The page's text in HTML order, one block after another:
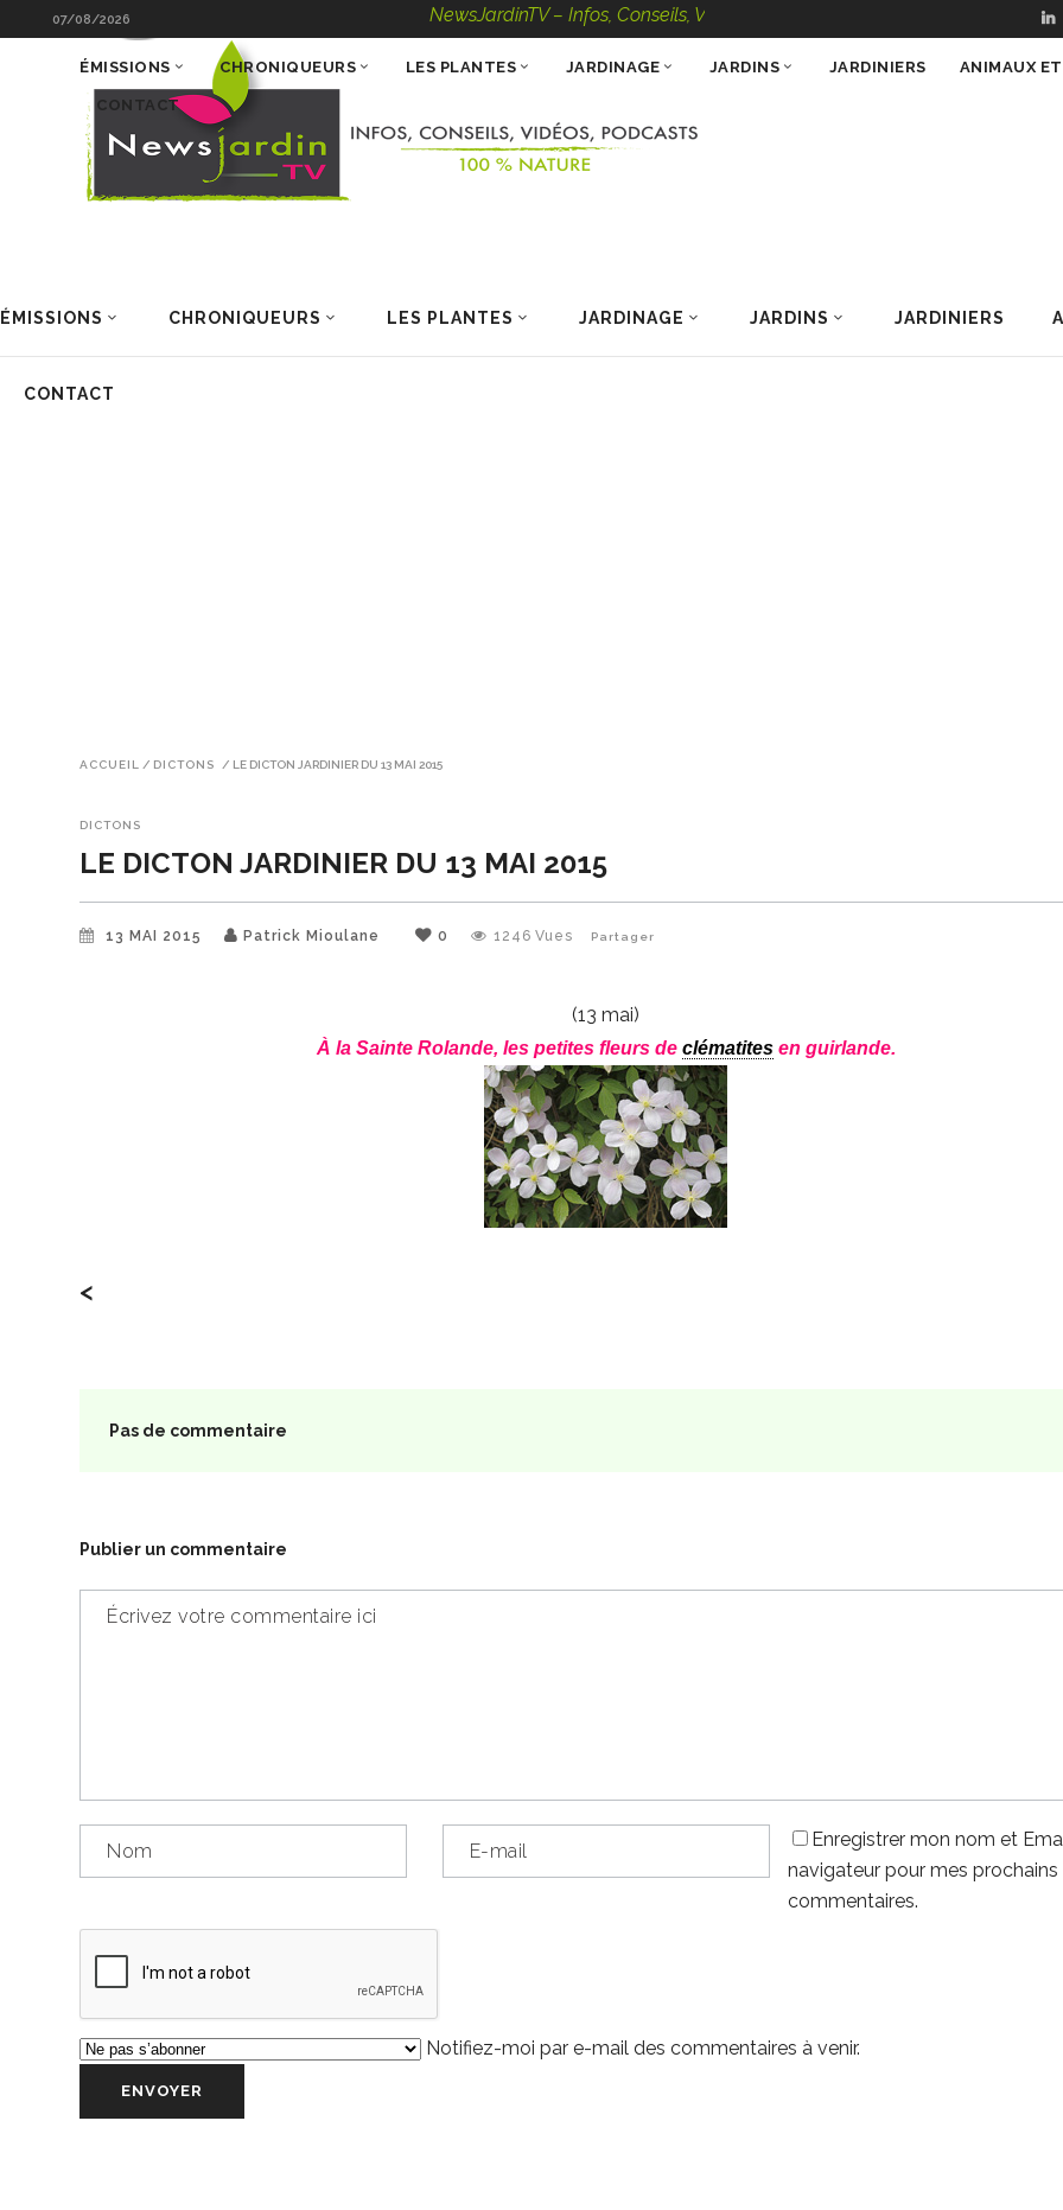
07/08/2026 NewsJardinTV – Infos, Conseils, Vidéos, Podcasts – 100 % Nature
ÉMISSIONS CHRONIQUEURS LES PLANTES JARDINAGE JARDINS JARDINIERS
CONTACT
ÉMISSIONS CHRONIQUEURS LES PLANTES JARDINAGE JARDINS JARDINIERS ANIMAUX
CONTACT
ACCUEIL / DICTONS / LE DICTON JARDINIER DU 13 MAI 2015
DICTONS
LE DICTON JARDINIER DU 13 MAI 2015
13 MAI 2015 Patrick Mioulane 0 1246 Vues Partager
(13 mai)
À la Sainte Rolande, les petites fleurs de clématitesen guirlande.
<
Pas de commentaire
Publier un commentaire
Enregistrer mon nom et
navigateur pour mes prochains
commentaires.
Notifiez-moi par e-mail des commentaires à venir.